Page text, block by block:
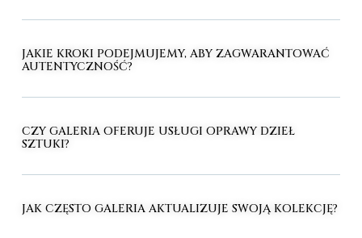
JAKIE KROKI PODEJMUJEMY, ABY ZAGWARANTOWAĆ
AUTENTYCZNOŚĆ?
CZY GALERIA OFERUJE USŁUGI OPRAWY DZIEŁ
SZTUKI?
JAK CZĘSTO GALERIA AKTUALIZUJE SWOJĄ KOLEKCJĘ?